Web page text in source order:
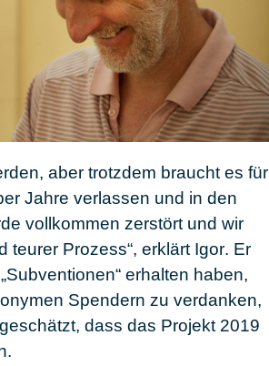
aber trotzdem braucht es für
Jahre verlassen und in den
vollkommen zerstört und wir
teurer Prozess“, erklärt Igor. Er
erhalten haben,
Spendern zu verdanken,
dass das Projekt 2019